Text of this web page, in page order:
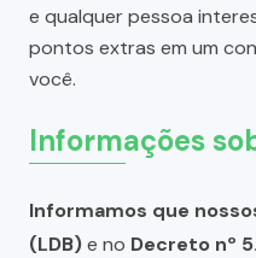
e qualquer pessoa
pontos extras em um
você.
Informações
Informamos que
(LDB)e no Decreto nº